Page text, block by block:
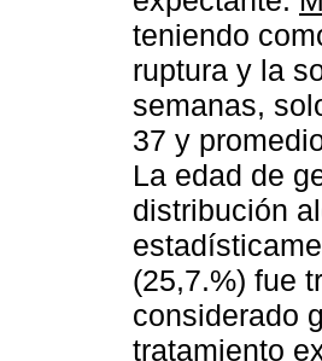
teniendo
ruptura y la
semanas,
37 y
La edad de
distribución
(25,7.%) fue
considerado
tratamiento